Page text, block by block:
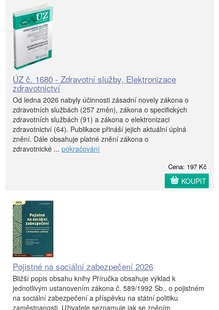
ÚZ č. 1680 - Zdravotní služby, Elektronizace
zdravotnictví
Od ledna 2026 nabyly účinnosti zásadní novely zákona o
zdravotních službách (257 změn), zákona o specifických
zdravotních službách (91) a zákona o elektronizaci
zdravotnictví (64). Publikace přináší jejich aktuální úplná
znění. Dále obsahuje platné znění zákona o
zdravotnické ... pokračování
Cena: 197 Kč
KOUPIT
Pojistné na sociální zabezpečení 2026
Bližší popis obsahu knihy Příručka obsahuje výklad k
jednotlivým ustanovením zákona č. 589/1992 Sb., o pojistném
na sociální zabezpečení a příspěvku na státní politiku
zaměstnanosti. Uživatele seznamuje jak se zněním